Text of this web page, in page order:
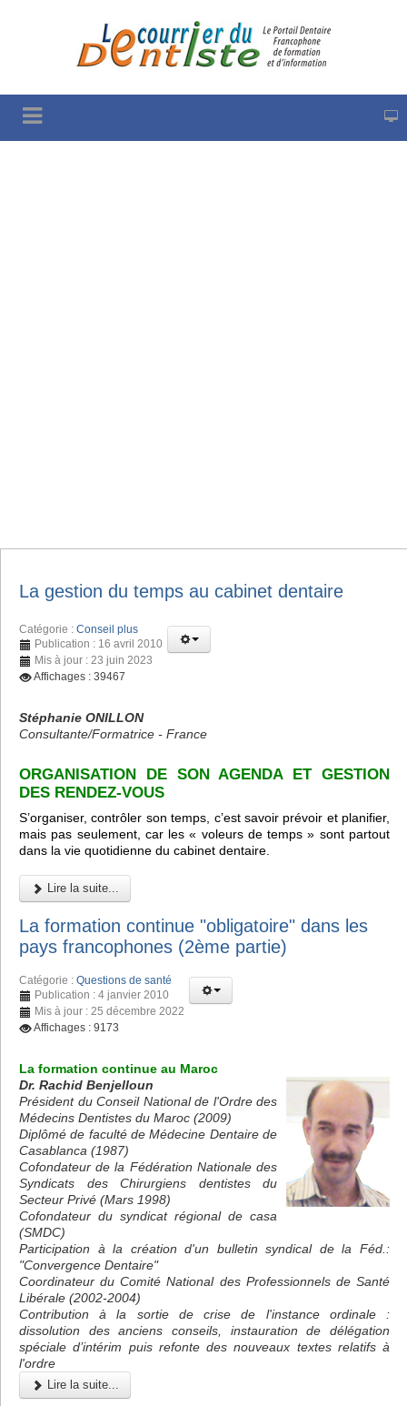
La gestion du temps au cabinet dentaire
Catégorie : Conseil plus
Publication : 16 avril 2010
Mis à jour : 23 juin 2023
Affichages : 39467
Stéphanie ONILLON
Consultante/Formatrice - France
ORGANISATION DE SON AGENDA ET GESTION
DES RENDEZ-VOUS
S’organiser, contrôler son temps, c’est savoir prévoir et planifier,
mais pas seulement, car les « voleurs de temps » sont partout
dans la vie quotidienne du cabinet dentaire.
Lire la suite...
La formation continue "obligatoire" dans les
pays francophones (2ème partie)
Catégorie : Questions de santé
Publication : 4 janvier 2010
Mis à jour : 25 décembre 2022
Affichages : 9173
La formation continue au Maroc
Dr. Rachid Benjelloun
Président du Conseil National de l'Ordre des
Médecins Dentistes du Maroc (2009)
Diplômé de faculté de Médecine Dentaire de
Casablanca (1987)
Cofondateur de la Fédération Nationale des
Syndicats des Chirurgiens dentistes du
Secteur Privé (Mars 1998)
Cofondateur du syndicat régional de casa
(SMDC)
Participation à la création d'un bulletin syndical de la Féd.:
"Convergence Dentaire"
Coordinateur du Comité National des Professionnels de Santé
Libérale (2002-2004)
Contribution à la sortie de crise de l'instance ordinale :
dissolution des anciens conseils, instauration de délégation
spéciale d’intérim puis refonte des nouveaux textes relatifs à
l'ordre
Lire la suite...